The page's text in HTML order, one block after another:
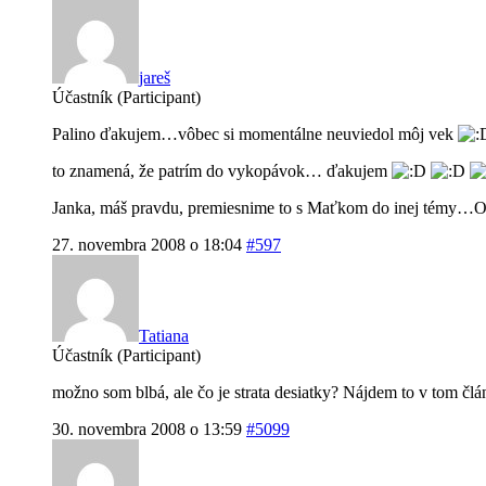
jareš
Účastník (Participant)
Palino ďakujem…vôbec si momentálne neuviedol môj vek
to znamená, že patrím do vykopávok… ďakujem
Janka, máš pravdu, premiesnime to s Maťkom do inej
27. novembra 2008 o 18:04 #597
Tatiana
Účastník (Participant)
možno som blbá, ale čo je strata desiatky? Nájdem to v tom
30. novembra 2008 o 13:59 #5099